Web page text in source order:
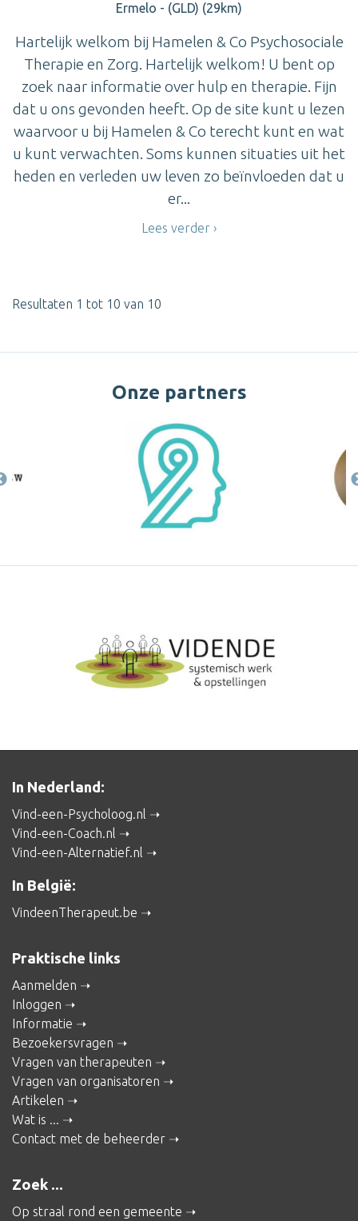
Ermelo - (GLD) (29km)
Hartelijk welkom bij Hamelen & Co Psychosociale
Therapie en Zorg. Hartelijk welkom! U bent op
zoek naar informatie over hulp en therapie. Fijn
dat u ons gevonden heeft. Op de site kunt u lezen
waarvoor u bij Hamelen & Co terecht kunt en wat
u kunt verwachten. Soms kunnen situaties uit het
heden en verleden uw leven zo beïnvloeden dat u
er...
Lees verder
Resultaten 1 tot 10 van 10
Onze partners
In Nederland:
Vind-een-Psycholoog.nl
Vind-een-Coach.nl
Vind-een-Alternatief.nl
In België:
VindeenTherapeut.be
Praktische links
Aanmelden
Inloggen
Informatie
Bezoekersvragen
Vragen van therapeuten
Vragen van organisatoren
Artikelen
Wat is ...
Contact met de beheerder
Zoek ...
Op straal rond een gemeente